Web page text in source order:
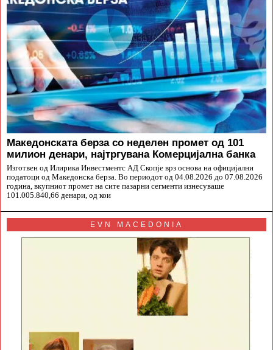
Македонската берза со неделен промет од 101
милион денари, најтргувана Комерцијална банка
Изготвен од Илирика Инвестментс АД Скопје врз основа на официјални
податоци од Македонска берза. Во периодот од 04.08.2026 до 07.08.2026
година, вкупниот промет на сите пазарни сегменти изнесуваше
101.005.840,66 денари, од кои
EVN MACEDONIA